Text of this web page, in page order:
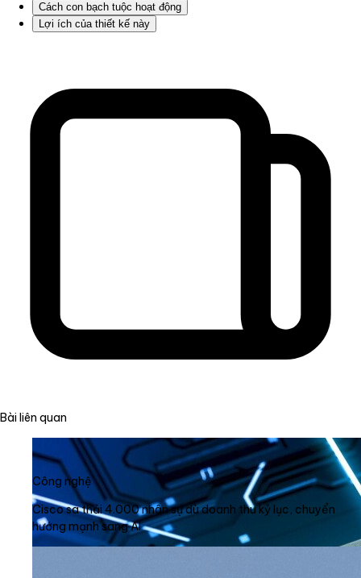
Cách con bạch tuộc hoạt động
Lợi ích của thiết kế này
Bài liên quan
Công nghệ
Cisco sa thải 4.000 nhân sự dù doanh thu kỷ lục, chuyển
hướng mạnh sang AI